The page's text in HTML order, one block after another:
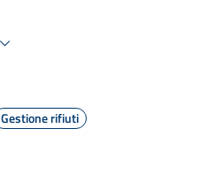
Gestione rifiuti